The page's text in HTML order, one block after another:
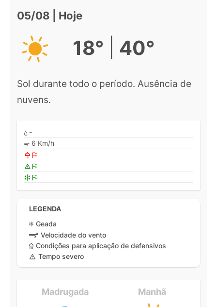
05/08 | Hoje
18° 40°
Sol durante todo o período. Ausência de
nuvens.
-
6 Km/h
LEGENDA
Geada
Velocidade do vento
Condições para aplicação de defensivos
Tempo severo
Madrugada Manhã